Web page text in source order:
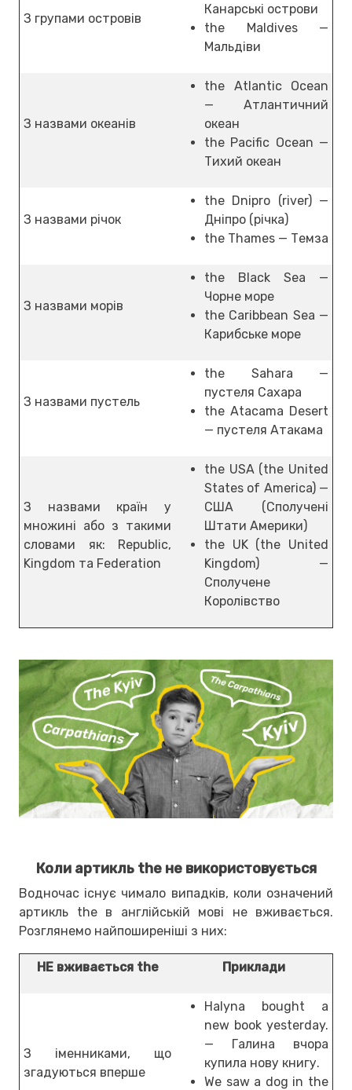
З групами островів
Канарські острови
the Maldives —
Мальдіви
З назвами океанів
the Atlantic Ocean
— Атлантичний
океан
the Pacific Ocean —
Тихий океан
З назвами річок
the Dnipro (river) —
Дніпро (річка)
the Thames — Темза
З назвами морів
the Black Sea —
Чорне море
the Caribbean Sea —
Карибське море
З назвами пустель
the Sahara —
пустеля Сахара
the Atacama Desert
— пустеля Атакама
З назвами країн у
множині або з такими
словами як: Republic,
Kingdom та Federation
the USA (the United
States of America) —
США (Сполучені
Штати Америки)
the UK (the United
Kingdom) —
Сполучене
Королівство
Коли артикль the не використовується
Водночас існує чимало випадків, коли означений
артикль the в англійській мові не вживається.
Розглянемо найпоширеніші з них:
НЕ вживається the Приклади
З іменниками, що
згадуються вперше
Halyna bought a
new book yesterday.
— Галина вчора
купила нову книгу.
We saw a dog in the